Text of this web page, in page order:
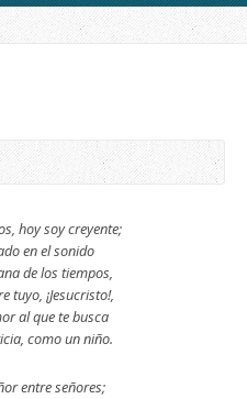
hoy soy creyente;
en el sonido
de los tiempos,
tuyo, ¡Jesucristo!,
al que te busca
como un niño.
entre señores;